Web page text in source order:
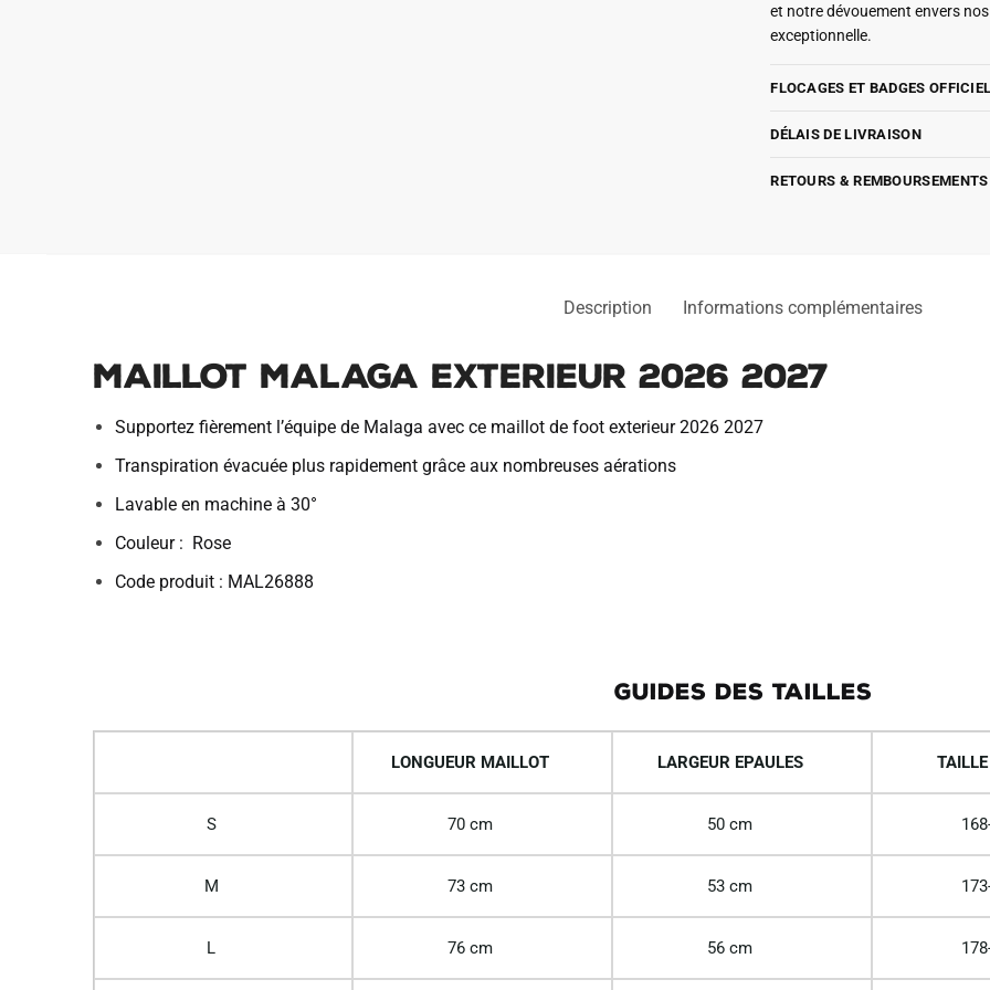
et notre dévouement envers
exceptionnelle.
FLOCAGES ET BADGES
DÉLAIS DE LIVRAISON
RETOURS & REMBOURSEMENTS
Description Informations complémentaires
Maillot Malaga Exterieur 2026 2027
Supportez fièrement l’équipe de Malaga avec ce maillot de foot exterieur 2026 2027
Transpiration évacuée plus rapidement grâce aux nombreuses aérations
Lavable en machine à 30°
Couleur : Rose
Code produit : MAL26888
GUIDES DES TAILLES
LONGUEUR MAILLOT LARGEUR EPAULES
S 70 cm 50 cm
M 73 cm 53 cm
L 76 cm 56 cm